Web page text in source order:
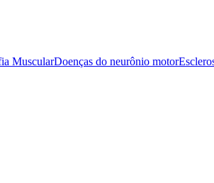
MuscularDoenças do neurônio motor